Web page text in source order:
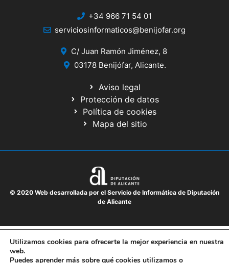
+34 966 71 54 01
serviciosinformaticos@benijofar.org
C/ Juan Ramón Jiménez, 8
03178 Benijófar, Alicante.
Aviso legal
Protección de datos
Política de cookies
Mapa del sitio
© 2020 Web desarrollada por el Servicio de Informática de Diputación
de Alicante
Utilizamos cookies para ofrecerte la mejor experiencia en nuestra
web.
Puedes aprender más sobre qué cookies utilizamos o